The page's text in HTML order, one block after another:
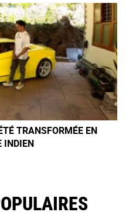
TRANSFORMÉE EN
INDIEN